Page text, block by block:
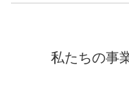
私たちの事